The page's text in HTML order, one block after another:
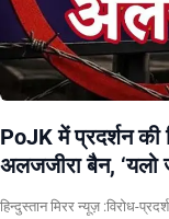
PoJK में प्रदर्शन की
अलजजीरा बैन, ‘यलो
हिन्दुस्तान मिरर न्यूज़ :विरोध-